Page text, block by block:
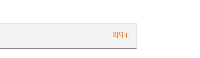
थप+